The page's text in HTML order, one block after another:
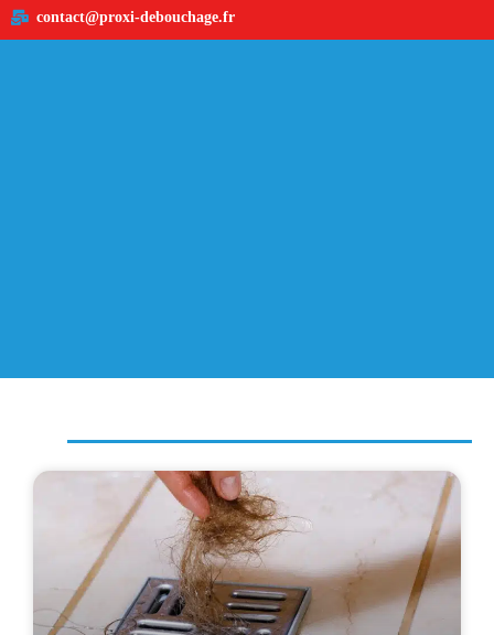
contact@proxi-debouchage.fr